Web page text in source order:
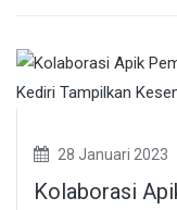
28 Januari 2023
Kolaborasi